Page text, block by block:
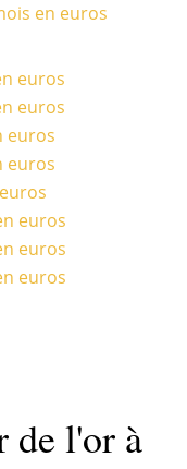
en euros
euros
euros
euros
euros
euros
euros
euros
de l'or à